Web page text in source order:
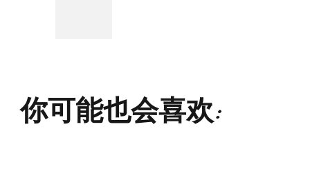
你可能也会喜欢: